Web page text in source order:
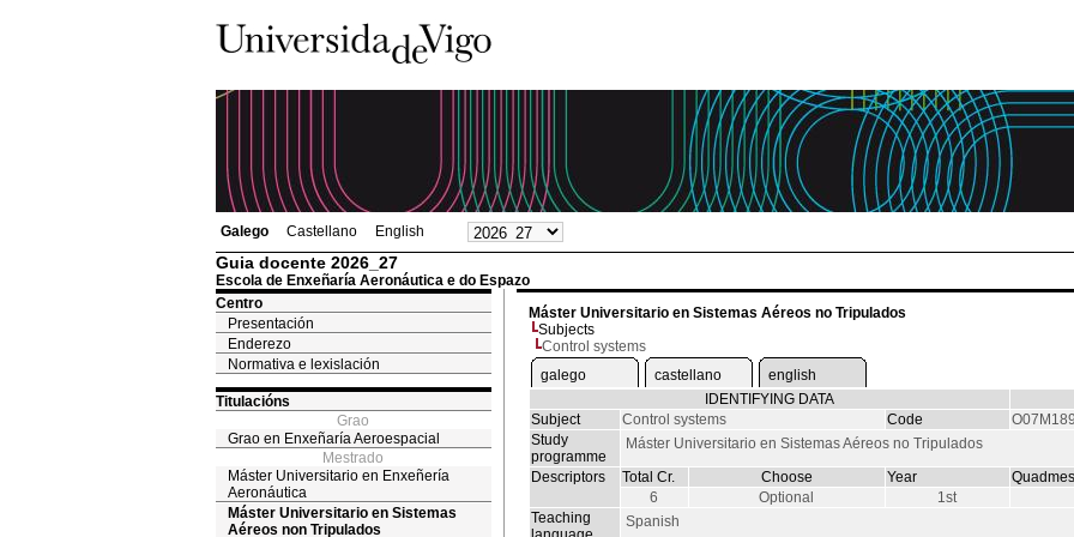
Galego Castellano English
Guia docente 2026_27
Escola de Enxeñaría Aeronáutica e do Espazo
Centro
Presentación
Enderezo
Normativa e lexislación
Titulacións
Grao
Grao en Enxeñaría Aeroespacial
Mestrado
Máster Universitario en Enxeñería
Aeronáutica
Máster Universitario en Sistemas
Aéreos non Tripulados
Máster Universitario en Sistemas Aéreos no Tripulados
Subjects
Control systems
galego
castellano
english
IDENTIFYING DATA
Subject
Control systems Code
Study
programme
Máster Universitario en Sistemas Aéreos no Tripulados
Descriptors
Total Cr. Choose Year
6
Optional
1st
Teaching
Spanish